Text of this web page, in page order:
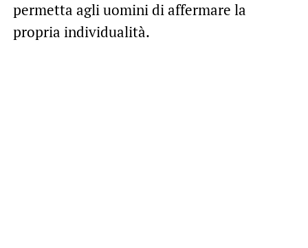
permetta agli uomini di affermare la
propria individualità.